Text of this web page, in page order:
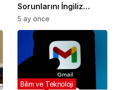
Sorunlarını İngiliz
Aksanıyla Anlatıyor
5 ay önce
Bilim ve Teknoloji